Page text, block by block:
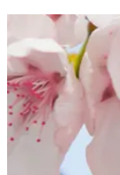
Éternea
Blog
Recherche